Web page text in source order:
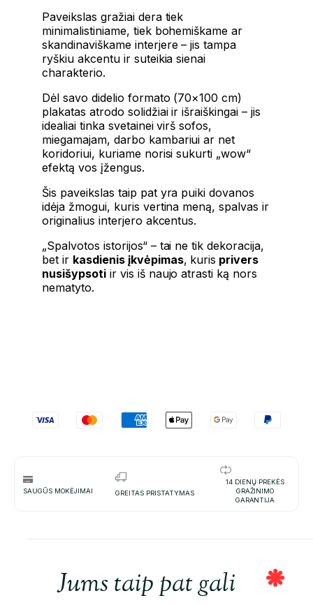
Paveikslas gražiai dera tiek
minimalistiniame, tiek bohemiškame ar
skandinaviškame interjere – jis tampa
ryškiu akcentu ir suteikia sienai
charakterio.
Dėl savo didelio formato (70×100 cm)
plakatas atrodo solidžiai ir išraiškingai – jis
idealiai tinka svetainei virš sofos,
miegamajam, darbo kambariui ar net
koridoriui, kuriame norisi sukurti „wow“
efektą vos įžengus.
Šis paveikslas taip pat yra puiki dovanos
idėja žmogui, kuris vertina meną, spalvas ir
originalius interjero akcentus.
„Spalvotos istorijos“ – tai ne tik dekoracija,
bet ir kasdienis įkvėpimas, kuris privers
nusišypsotiir vis iš naujo atrasti ką nors
nematyto.
SAUGŪS MOKĖJIMAI GREITAS PRISTATYMAS
14 DIENŲ PREKĖS
GRAŽINIMO
GARANTIJA
Jums taip pat gali